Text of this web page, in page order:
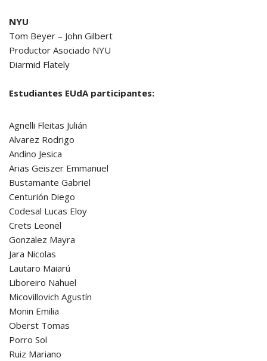
NYU
Tom Beyer – John Gilbert
Productor Asociado NYU
Diarmid Flately
Estudiantes EUdA participantes:
Agnelli Fleitas Julián
Alvarez Rodrigo
Andino Jesica
Arias Geiszer Emmanuel
Bustamante Gabriel
Centurión Diego
Codesal Lucas Eloy
Crets Leonel
Gonzalez Mayra
Jara Nicolas
Lautaro Maiarú
Liboreiro Nahuel
Micovillovich Agustín
Monin Emilia
Oberst Tomas
Porro Sol
Ruiz Mariano